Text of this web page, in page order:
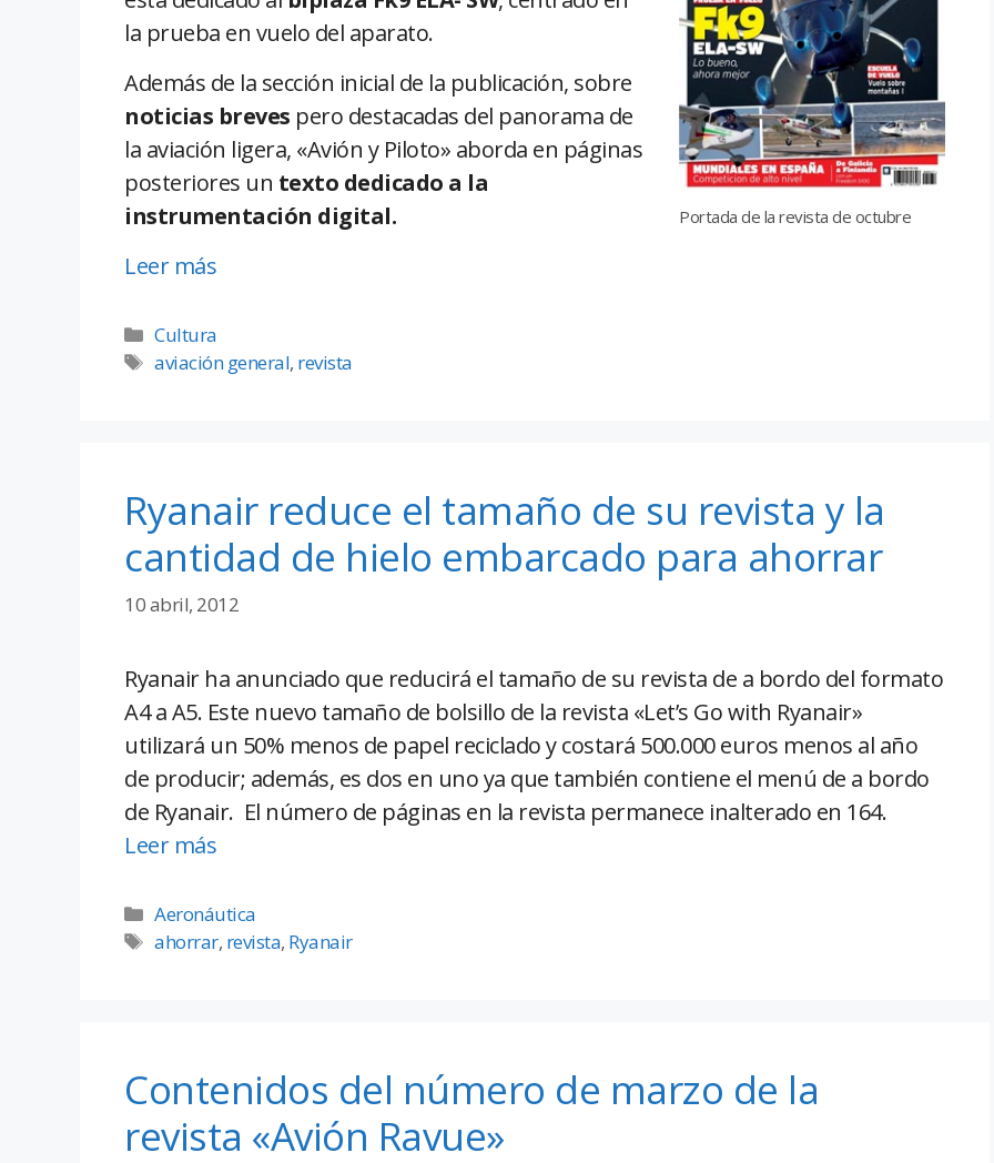
Portada de la revista de octubre
la prueba en vuelo del aparato.
Además de la sección inicial de la publicación, sobre
noticias breves pero destacadas del panorama de
la aviación ligera, «Avión y Piloto» aborda en páginas
posteriores un texto dedicado a la
instrumentación digital.
Leer más
Cultura
aviación general, revista
Ryanair reduce el tamaño de su revista y la
cantidad de hielo embarcado para ahorrar
10 abril, 2012
Ryanair ha anunciado que reducirá el tamaño de su revista de a bordo del formato
A4 a A5. Este nuevo tamaño de bolsillo de la revista «Let’s Go with Ryanair»
utilizará un 50% menos de papel reciclado y costará 500.000 euros menos al año
de producir; además, es dos en uno ya que también contiene el menú de a bordo
de Ryanair. El número de páginas en la revista permanece inalterado en 164.
Leer más
Aeronáutica
ahorrar, revista, Ryanair
Contenidos del número de marzo de la
revista «Avión Ravue»